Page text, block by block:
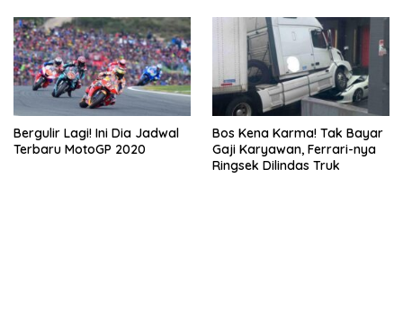
Bergulir Lagi! Ini Dia Jadwal
Terbaru MotoGP 2020
Bos Kena Karma! Tak Bayar
Gaji Karyawan, Ferrari-nya
Ringsek Dilindas Truk